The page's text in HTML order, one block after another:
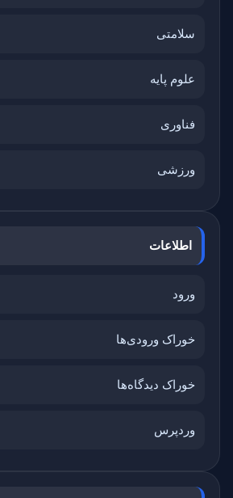
سلامتی
علوم پایه
فناوری
ورزشی
اطلاعات
ورود
خوراک ورودی‌ها
خوراک دیدگاه‌ها
وردپرس